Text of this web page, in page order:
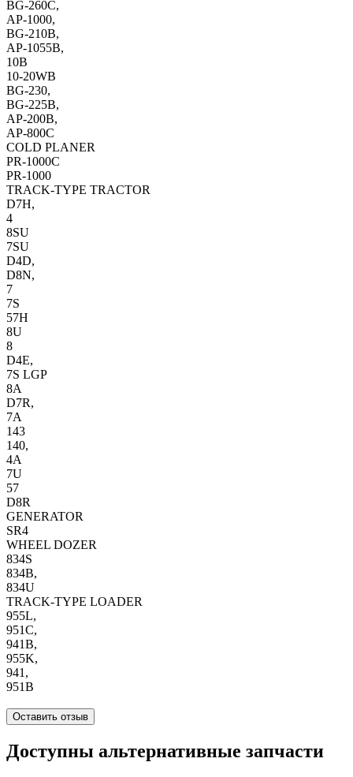
BG-260C,
AP-1000,
BG-210B,
AP-1055B,
10B
10-20WB
BG-230,
BG-225B,
AP-200B,
AP-800C
COLD PLANER
PR-1000C
PR-1000
TRACK-TYPE TRACTOR
D7H,
4
8SU
7SU
D4D,
D8N,
7
7S
57H
8U
8
D4E,
7S LGP
8A
D7R,
7A
143
140,
4A
7U
57
D8R
GENERATOR
SR4
WHEEL DOZER
834S
834B,
834U
TRACK-TYPE LOADER
955L,
951C,
941B,
955K,
941,
951B
Оставить отзыв
Доступны альтернативные запчасти